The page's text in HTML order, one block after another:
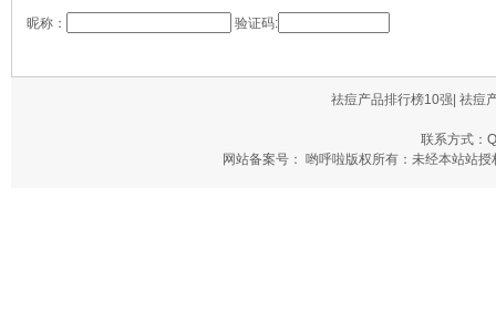
昵称： 验证码:
祛痘产品排行榜10强| 祛痘
联系方式：
网站备案号： 哟呼啦版权所有：未经本站站